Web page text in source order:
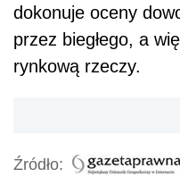
dokonuje oceny
przez biegłego, a
rynkową rzeczy.
Źródło: